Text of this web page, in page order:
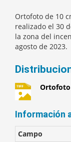
Ortofoto de 10
realizado el 30
la zona del
agosto de 2023.
Ortofoto
Información
Campo